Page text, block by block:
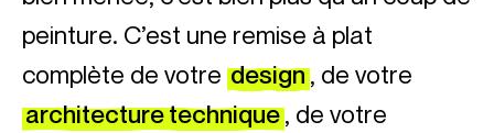
peinture. C’est une remise à plat
complète de votre design, de votre
architecture technique, de votre